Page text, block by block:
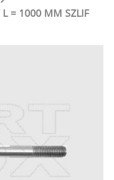
L = 1000 MM SZLIF